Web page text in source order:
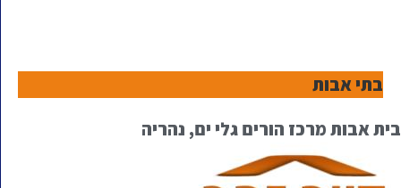
בתי אבות
בית אבות מרכז הורים גלי ים, נהריה